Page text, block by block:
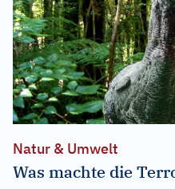
Natur & Umwelt
Was machte die